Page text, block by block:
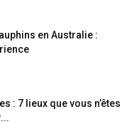
en Australie :
: 7 lieux que vous n’êtes